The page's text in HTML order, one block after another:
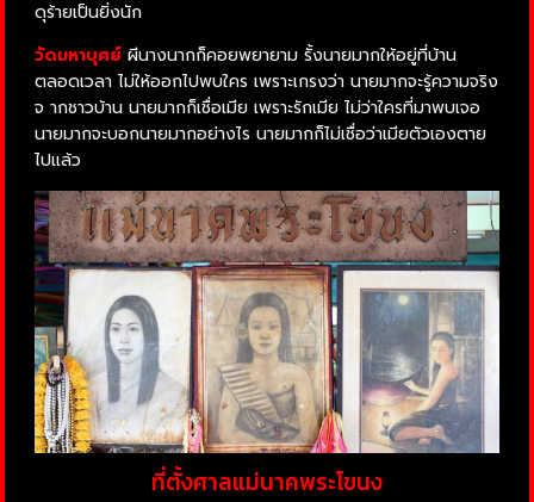
ดุร้ายเป็นยิ่งนัก
วัดมหาบุศย์ ผีนางนากก็คอยพยายาม รั้งนายมากให้อยู่ที่บ้าน
ตลอดเวลา ไม่ให้ออกไปพบใคร เพราะเกรงว่า นายมากจะรู้ความจริง
จ ากชาวบ้าน นายมากก็เชื่อเมีย เพราะรักเมีย ไม่ว่าใครที่มาพบเจอ
นายมากจะบอกนายมากอย่างไร นายมากก็ไม่เชื่อว่าเมียตัวเองตาย
ไปแล้ว
ที่ตั้งศาลแม่นาคพระโขนง